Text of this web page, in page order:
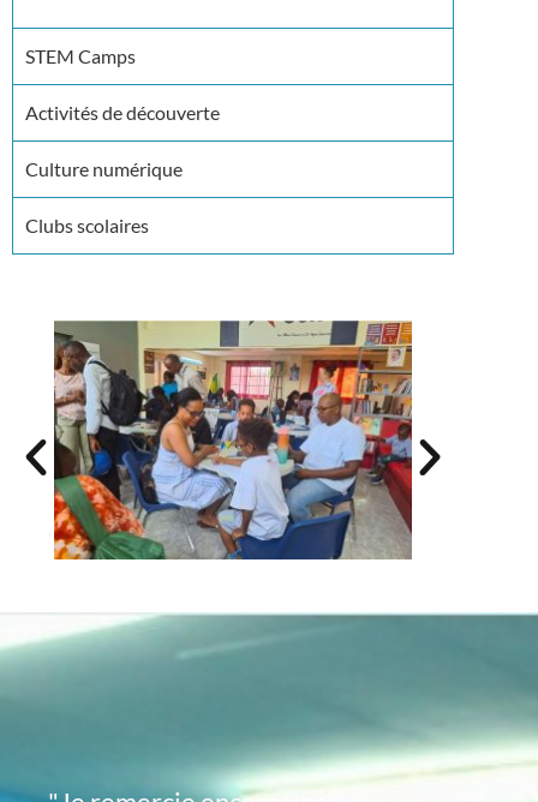
STEM Camps
Activités de découverte
Culture numérique
Clubs scolaires